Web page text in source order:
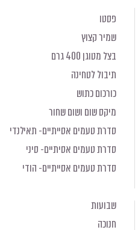
פסטו
שמיר קצוץ
בצל מטוגן 400 גרם
תיבול לטחינה
כורכום כתוש
מיקס שום ושום שחור
סדרת טעמים אסייתיים- תאילנדי
סדרת טעמים אסיתיים- סיני
סדרת טעמים אסייתיים- הודי
שבועות
חנוכה